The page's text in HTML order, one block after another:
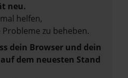
neu.
helfen,
zu beheben.
dein Browser und dein
dem neuesten Stand